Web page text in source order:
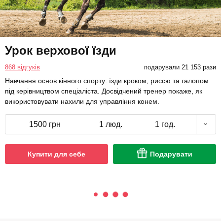
Урок верхової їзди
868 відгуків подарували 21 153 рази
Навчання основ кінного спорту: їзди кроком, риссю та галопом
під керівництвом спеціаліста. Досвідчений тренер покаже, як
використовувати нахили для управління конем.
1500 грн 1 люд. 1 год.
Купити для себе Подарувати